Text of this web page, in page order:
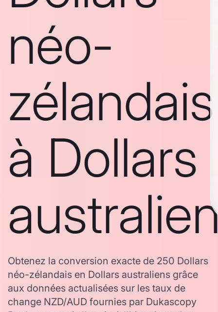
néo-
zélandais
à Dollars
Obtenez la conversion exacte de 250 Dollars
néo-zélandais en Dollars australiens grâce
aux données actualisées sur les taux de
change NZD/AUD fournies par Dukascopy